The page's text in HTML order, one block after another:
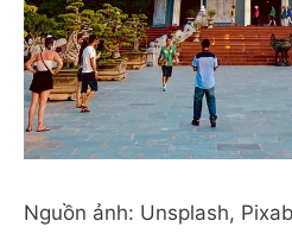
Nguồn ảnh: Unsplash,